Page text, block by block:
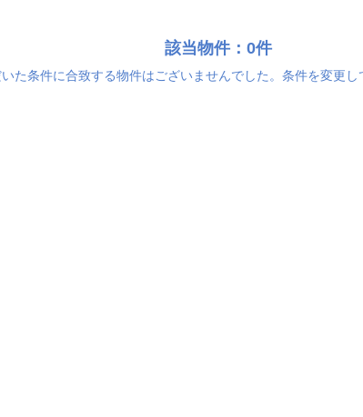
該当物件：0件
た条件に合致する物件はございませんでした。条件を変更し